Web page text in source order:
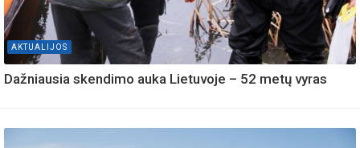
AKTUALIJOS
Dažniausia skendimo auka Lietuvoje – 52 metų vyras